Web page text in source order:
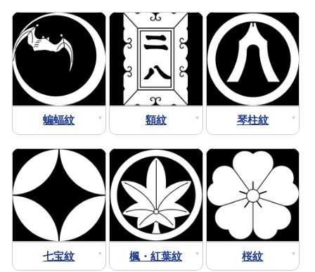
蝙蝠紋 額紋 琴柱紋
七宝紋 楓・紅葉紋 桜紋